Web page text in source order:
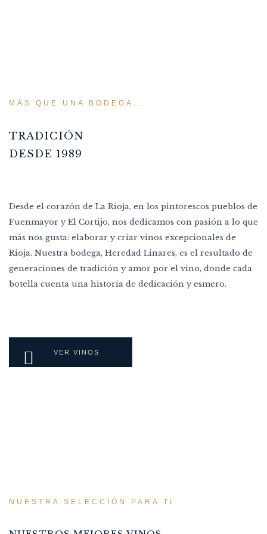
MÁS QUE UNA BODEGA...
TRADICIÓN
DESDE 1989
Desde el corazón de La Rioja, en los pintorescos pueblos de
Fuenmayor y El Cortijo, nos dedicamos con pasión a lo que
más nos gusta: elaborar y criar vinos excepcionales de
Rioja. Nuestra bodega, Heredad Linares, es el resultado de
generaciones de tradición y amor por el vino, donde cada
botella cuenta una historia de dedicación y esmero.
VER VINOS
NUESTRA SELECCIÓN PARA TI